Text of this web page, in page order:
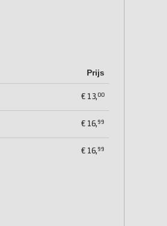
Prijs
€13,00
€16,99
€16,99